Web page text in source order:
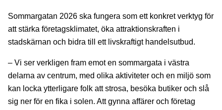
Sommargatan 2026 ska fungera som ett konkret verktyg för
att stärka företagsklimatet, öka attraktionskraften i
stadskärnan och bidra till ett livskraftigt handelsutbud.
– Vi ser verkligen fram emot en sommargata i västra
delarna av centrum, med olika aktiviteter och en miljö som
kan locka ytterligare folk att strosa, besöka butiker och slå
sig ner för en fika i solen. Att gynna affärer och företag